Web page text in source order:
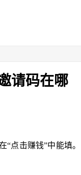
请码在哪
“点击赚钱”中能填。